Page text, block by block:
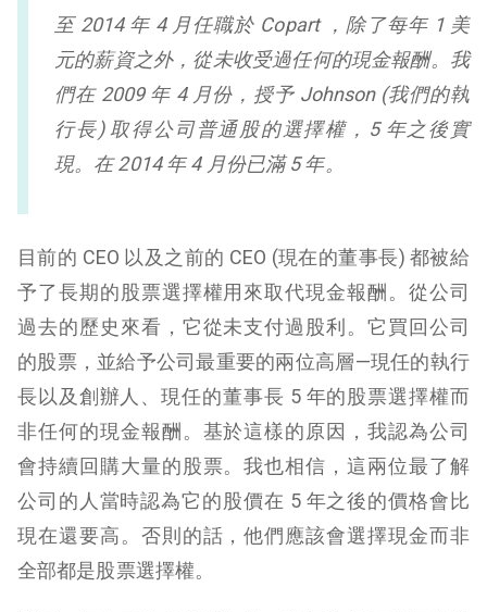
至 2014 年 4 月任職於 Copart ，除了每年 1 美
元的薪資之外，從未收受過任何的現金報酬。我
們在 2009 年 4 月份，授予 Johnson (我們的執
行長) 取得公司普通股的選擇權，5 年之後實
現。在 2014 年 4 月份已滿 5 年。
目前的 CEO 以及之前的 CEO (現在的董事長) 都被給
予了長期的股票選擇權用來取代現金報酬。從公司
過去的歷史來看，它從未支付過股利。它買回公司
的股票，並給予公司最重要的兩位高層—現任的執行
長以及創辦人、現任的董事長 5 年的股票選擇權而
非任何的現金報酬。基於這樣的原因，我認為公司
會持續回購大量的股票。我也相信，這兩位最了解
公司的人當時認為它的股價在 5 年之後的價格會比
現在還要高。否則的話，他們應該會選擇現金而非
全部都是股票選擇權。